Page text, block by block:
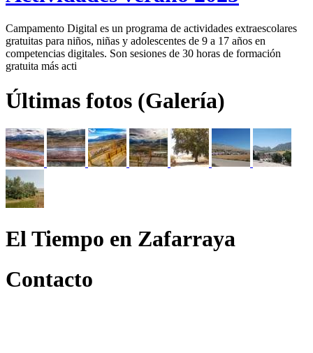
Campamento Digital es un programa de actividades extraescolares
gratuitas para niños, niñas y adolescentes de 9 a 17 años en
competencias digitales. Son sesiones de 30 horas de formación
gratuita más acti
Últimas fotos (Galería)
El Tiempo en Zafarraya
Contacto